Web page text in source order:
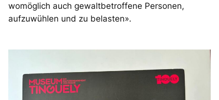
womöglich auch gewaltbetroffene Personen,
aufzuwühlen und zu belasten».